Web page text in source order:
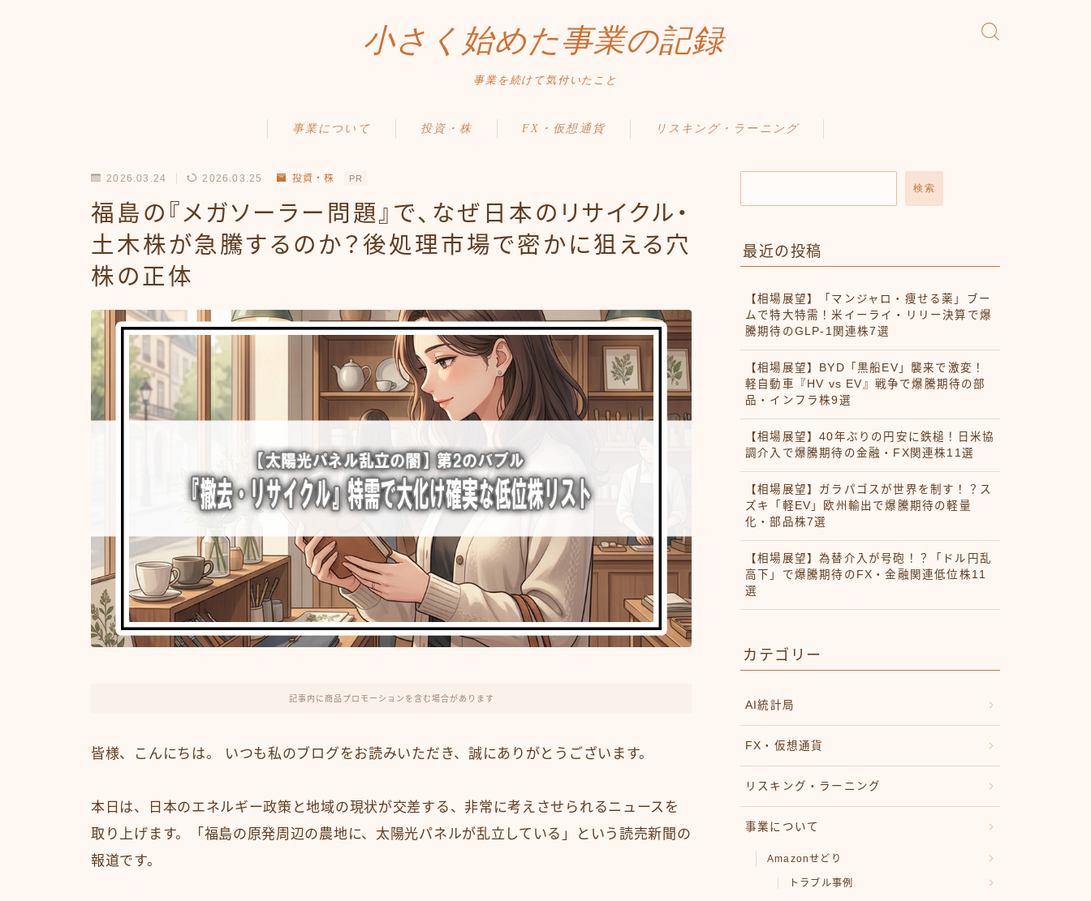
小さく始めた事業の記録
事業を続けて気付いたこと
事業について
トラブル事例
出品ノウハウ
Yahoo出品
メルカリ販売
投資・株 FX・仮想通貨 リスキング・ラーニング
2026.03.24 2026.03.25 投資・株 PR
福島の『メガソーラー問題』で、なぜ日本のリサイクル・
土木株が急騰するのか？後処理市場で密かに狙える穴
株の正体
記事内に商品プロモーションを含む場合があります
皆様、こんにちは。 いつも私のブログをお読みいただき、誠にありがとうございます。
本日は、日本のエネルギー政策と地域の現状が交差する、非常に考えさせられるニュースを
取り上げます。「福島の原発周辺の農地に、太陽光パネルが乱立している」という読売新聞の
報道です。
検索
最近の投稿
【相場展望】「マンジャロ・痩せる薬」ブー
ムで特大特需！米イーライ・リリー決算で爆
騰期待のGLP-1関連株7選
【相場展望】BYD「黒船EV」襲来で激変！
軽自動車『HV vs EV』戦争で爆騰期待の部
品・インフラ株9選
【相場展望】40年ぶりの円安に鉄槌！日米協
調介入で爆騰期待の金融・FX関連株11選
【相場展望】ガラパゴスが世界を制す！？ス
ズキ「軽EV」欧州輸出で爆騰期待の軽量
化・部品株7選
【相場展望】為替介入が号砲！？「ドル円乱
高下」で爆騰期待のFX・金融関連低位株11
選
カテゴリー
AI統計局
FX・仮想通貨
リスキング・ラーニング
事業について
Amazonせどり
トラブル事例